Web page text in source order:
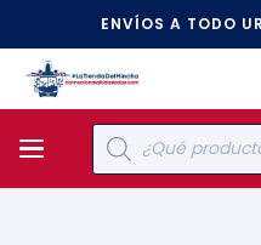
ENVÍOS A TODO
Búsqueda
de
productos